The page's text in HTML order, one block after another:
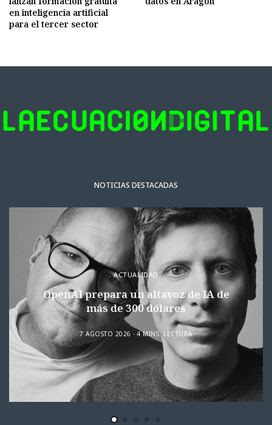
en inteligencia artificial
para el tercer sector
NOTICIAS DESTACADAS
ACTUALIDAD
OpenAI prepara un altavoz de IA de
más de 300 dólares
7 AGOSTO 2026 4 MINS. LECTURA